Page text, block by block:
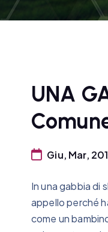
UNA
Giu, Mar,
In una gabbia di
appello perché
come un